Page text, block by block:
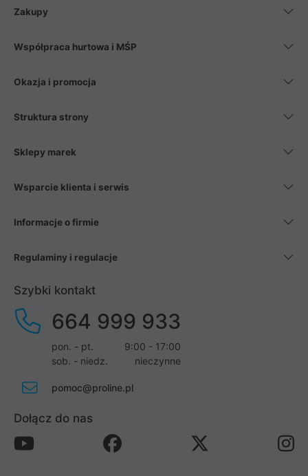
wentylatory. Na koniec mając już to wszystko, możesz
Zakupy
Współpraca hurtowa i MŚP
Okazja i promocja
Struktura strony
Sklepy marek
Wsparcie klienta i serwis
Informacje o firmie
Regulaminy i regulacje
Szybki kontakt
664 999 933
pon. - pt.
9:00 - 17:00
sob. - niedz.
nieczynne
pomoc@proline.pl
Dołącz do nas